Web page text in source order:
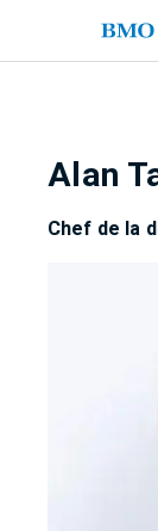
Alan
Chef de la